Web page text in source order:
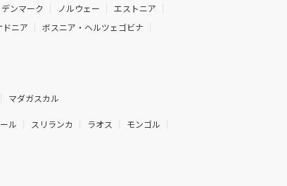
デンマーク ノルウェー
エストニア
ドニア
ボスニア・ヘルツェゴビナ
マダガスカル
ル スリランカ ラオス
モンゴル